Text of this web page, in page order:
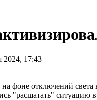
2024, 17:43
"расшатать" ситуацию